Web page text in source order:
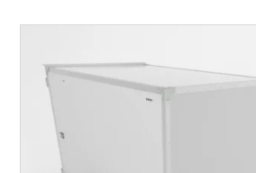
Catégorie :Caisson
PTAC :
300-750
Poids à vide (kg) :
Longueur utile (mm) :